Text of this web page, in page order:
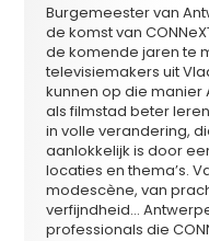
Burgemeester van
de komst van
de komende jaren te
televisiemakers uit
kunnen op die manier
als filmstad beter
in volle verandering,
aanlokkelijk is door
locaties en thema’s.
modescène, van
verfijndheid…
professionals die